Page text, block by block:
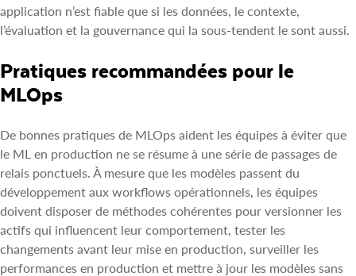
application n’est fiable que si les données, le contexte,
l’évaluation et la gouvernance qui la sous-tendent le sont aussi.
Pratiques recommandées pour le
MLOps
De bonnes pratiques de MLOps aident les équipes à éviter que
le ML en production ne se résume à une série de passages de
relais ponctuels. À mesure que les modèles passent du
développement aux workflows opérationnels, les équipes
doivent disposer de méthodes cohérentes pour versionner les
actifs qui influencent leur comportement, tester les
changements avant leur mise en production, surveiller les
performances en production et mettre à jour les modèles sans